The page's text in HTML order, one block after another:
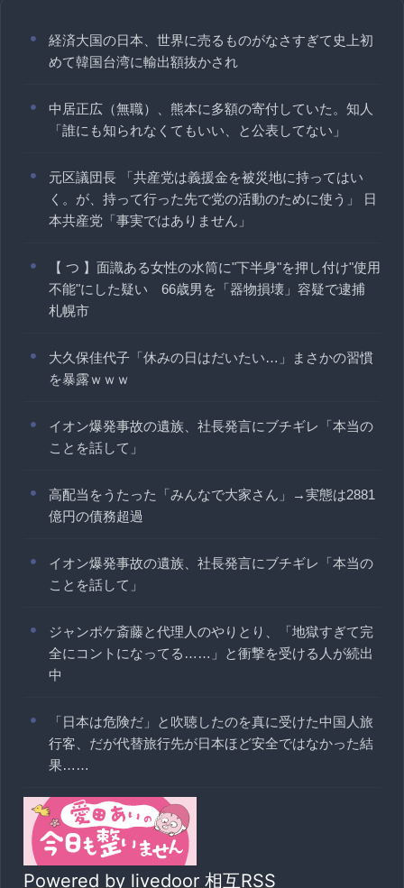
経済大国の日本、世界に売るものがなさすぎて史上初
めて韓国台湾に輸出額抜かされ
中居正広（無職）、熊本に多額の寄付していた。知人
「誰にも知られなくてもいい、と公表してない」
元区議団長 「共産党は義援金を被災地に持ってはい
く。が、持って行った先で党の活動のために使う」 日
本共産党「事実ではありません」
【 つ 】面識ある女性の水筒に"下半身"を押し付け"使用
不能"にした疑い 66歳男を「器物損壊」容疑で逮捕
札幌市
大久保佳代子「休みの日はだいたい…」まさかの習慣
を暴露ｗｗｗ
イオン爆発事故の遺族、社長発言にブチギレ「本当の
ことを話して」
高配当をうたった「みんなで大家さん」→実態は2881
億円の債務超過
イオン爆発事故の遺族、社長発言にブチギレ「本当の
ことを話して」
ジャンポケ斎藤と代理人のやりとり、「地獄すぎて完
全にコントになってる……」と衝撃を受ける人が続出
中
「日本は危険だ」と吹聴したのを真に受けた中国人旅
行客、だが代替旅行先が日本ほど安全ではなかった結
果……
Powered by livedoor 相互RSS